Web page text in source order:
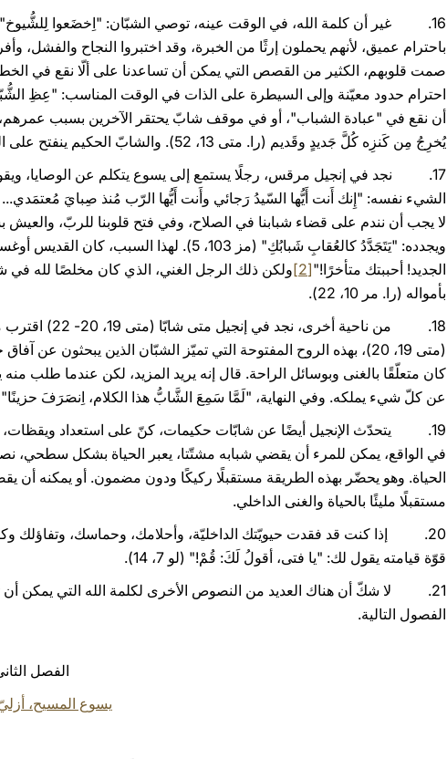
باحترام عميق، لأنهم يحملون إرثًا من الخبرة، وقد اختبروا النجاح والفشل،
صمت قلوبهم، الكثير من القصص التي يمكن أن تساعدنا على ألّا نقع في
أن نقع في "عبادة الشباب"، أو في موقف شابّ يحتقر الآخرين بسبب
يُخرِجُ مِن كَنزِه كُلَّ جَديدٍ وقَديم (را. متى 13، 52). والشابّ الحكيم ينفتح على المستقبل، ولكنّه قادر على الاحتفاظ بشيء ما من تجربة الآخرين.
لا يجب أن نندم على قضاء شبابنا في الصلاح، وفي فتح قلوبنا للربّ،
ويجدده: "يَتَجَدَّدُ كالعُقابِ شَبابُكِ" (مز 103، 5).
الجديد! أحببتك متأخرًا!"[2]
ولكن ذلك الرجل الغني، الذي كان مخلصًا لله في
بأمواله (را. مر 10، 22).
18. من ناحية
(متى 19، 20)، بهذه الروح المفتوحة التي تميّز الشبّان الذين يبحثون
كان متعلّقًا بالغنى وبوسائل الراحة. قال إنه يريد المزيد، لكن عندما طلب
عن كلّ شيء يملكه. وفي النهاية، "لَمَّا سَمِعَ الشَّابُّ هذا الكلام، اِنصَرَفَ حزينًا" (متى 19، 22). تخلّى
في الواقع، يمكن للمرء أن يقضي شبابه مشتّتا، يعبر الحياة بشكل سطحي،
الحياة. وهو يحضّر بهذه الطريقة مستقبلًا ركيكًا ودون مضمون. أو يمكنه أن
مستقبلًا مليئًا بالحياة والغنى الداخلي.
20. إذا كنت قد فقدت حيويّتك الداخليّة، وأحلامك، وحماسك، وتفاؤلك
قوّة قيامته يقول لك: "يا فتى، أقولُ لَكَ: قُمْ!" (لو 7، 14).
21. لا شكّ أن هناك العديد من النصوص الأخرى لكلمة الله التي يمكن أن
الفصول التالية.
الفصل
يسوع المسيح،